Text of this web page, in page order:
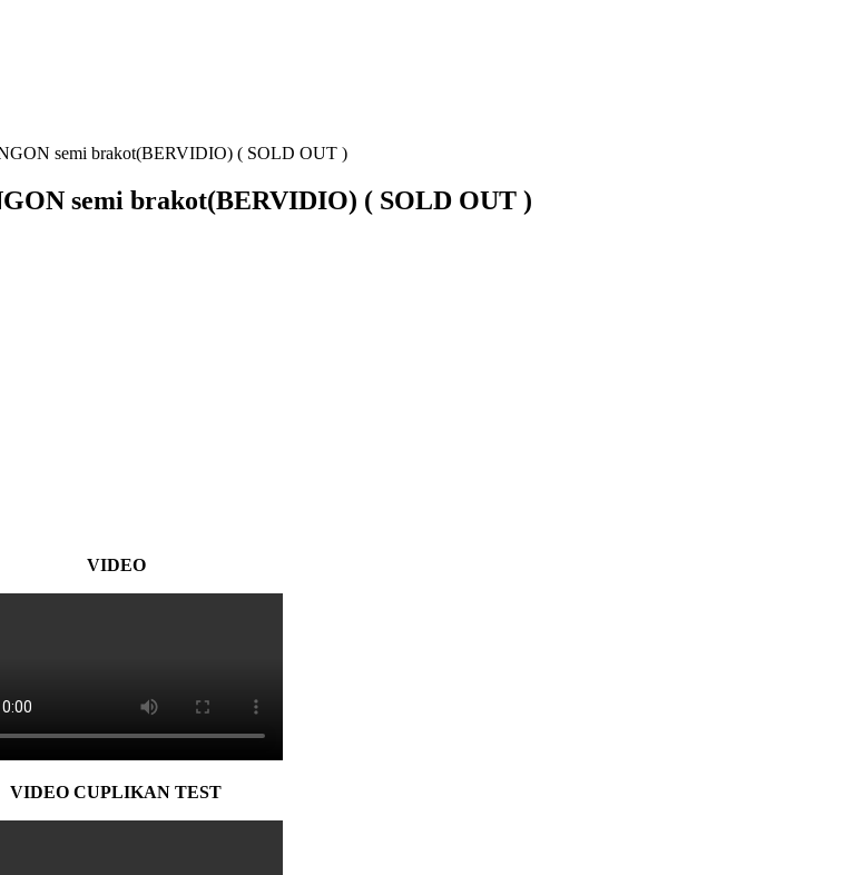
semi brakot(BERVIDIO) ( SOLD OUT )
semi brakot(BERVIDIO) ( SOLD OUT )
VIDEO
VIDEO CUPLIKAN TEST